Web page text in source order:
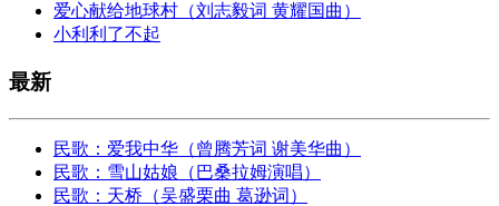
爱心献给地球村（刘志毅词 黄耀国曲）
小利利了不起
最新
民歌：爱我中华（曾腾芳词 谢美华曲）
民歌：雪山姑娘（巴桑拉姆演唱）
民歌：天桥（吴盛栗曲 葛逊词）